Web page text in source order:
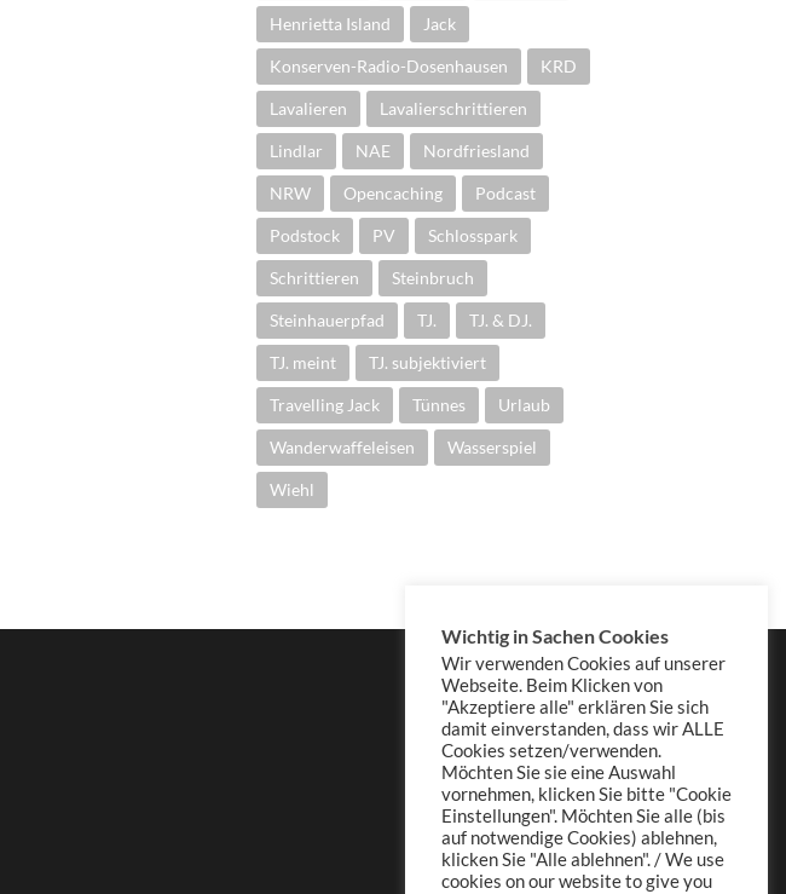
Henrietta Island Jack
Konserven-Radio-Dosenhausen KRD
Lavalieren Lavalierschrittieren
Lindlar NAE Nordfriesland
NRW Opencaching Podcast
Podstock PV Schlosspark
Schrittieren Steinbruch
Steinhauerpfad TJ. TJ. & DJ.
TJ. meint TJ. subjektiviert
Travelling Jack Tünnes Urlaub
Wanderwaffeleisen Wasserspiel
Wiehl
Wichtig in Sachen Cookies
Wir verwenden Cookies auf unserer
Webseite. Beim Klicken von
"Akzeptiere alle" erklären Sie sich
damit einverstanden, dass wir ALLE
Cookies setzen/verwenden.
Möchten Sie sie eine Auswahl
vornehmen, klicken Sie bitte "Cookie
Einstellungen". Möchten Sie alle (bis
auf notwendige Cookies) ablehnen,
klicken Sie "Alle ablehnen". / We use
cookies on our website to give you